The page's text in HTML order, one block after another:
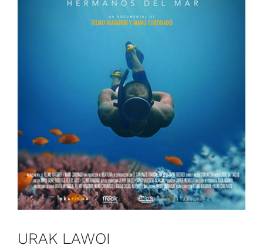
URAK LAWOI
Muestra de Cine Español 2024
URAK LAWOI